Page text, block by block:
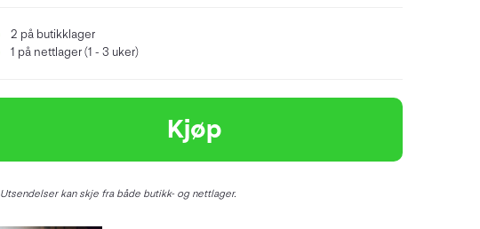
2 på butikklager
1 på nettlager (1 - 3 uker)
Kjøp
Utsendelser kan skje fra både butikk- og nettlager.